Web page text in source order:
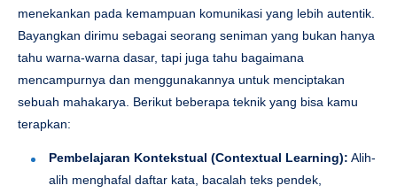
menekankan pada kemampuan komunikasi yang lebih autentik.
Bayangkan dirimu sebagai seorang seniman yang bukan hanya
tahu warna-warna dasar, tapi juga tahu bagaimana
mencampurnya dan menggunakannya untuk menciptakan
sebuah mahakarya. Berikut beberapa teknik yang bisa kamu
terapkan:
Pembelajaran Kontekstual (Contextual Learning): Alih-
alih menghafal daftar kata, bacalah teks pendek,